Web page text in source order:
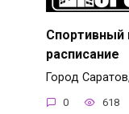
Спортивный
расписание
Город
0 618